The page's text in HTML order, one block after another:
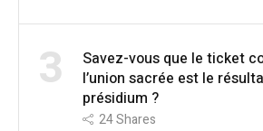
3
Savez-vous que le ticket
l’union sacrée est le
présidium ?
24Shares